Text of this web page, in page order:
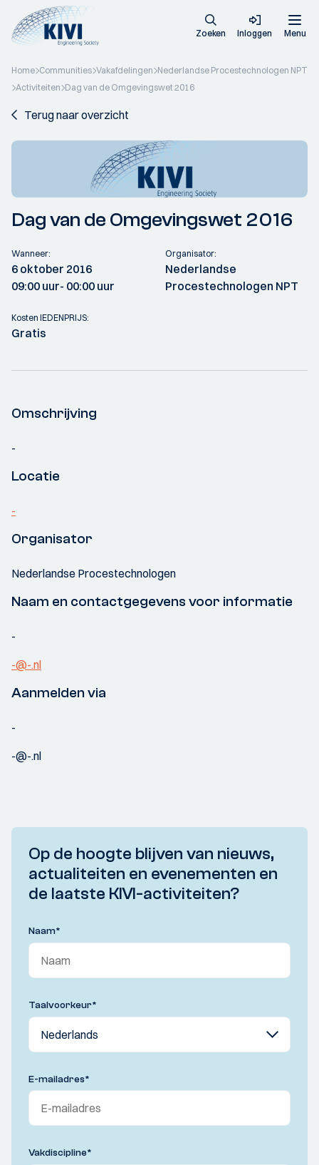
Zoeken Inloggen Menu
Home Communities Vakafdelingen Nederlandse Procestechnologen NPT
Activiteiten Dag van de Omgevingswet 2016
Terug naar overzicht
Dag van de Omgevingswet 2016
Wanneer:
6 oktober 2016
09:00 uur- 00:00 uur
Organisator:
Nederlandse
Procestechnologen NPT
Kosten lEDENPRIJS:
Gratis
Omschrijving
-
Locatie
-
Organisator
Nederlandse Procestechnologen
Naam en contactgegevens voor informatie
-
-@-.nl
Aanmelden via
-
-@-.nl
Op de hoogte blijven van nieuws,
actualiteiten en evenementen en
de laatste KIVI-activiteiten?
Naam*
Taalvoorkeur*
E-mailadres*
Vakdiscipline*